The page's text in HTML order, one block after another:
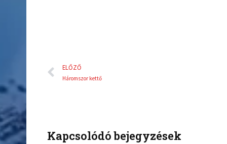
Előző
ELŐZŐ
Háromszor kettő
Kapcsolódó bejegyzések